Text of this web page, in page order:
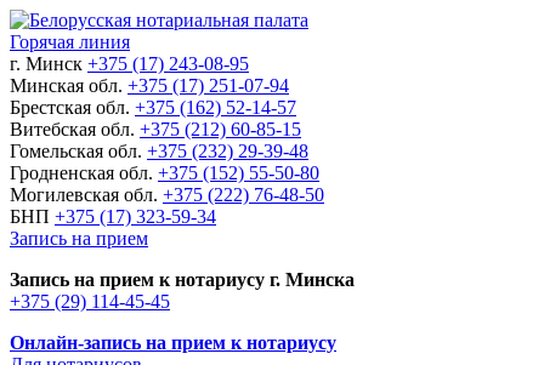
Горячая линия
г. Минск +375 (17) 243-08-95
Минская обл. +375 (17) 251-07-94
Брестская обл. +375 (162) 52-14-57
Витебская обл. +375 (212) 60-85-15
Гомельская обл. +375 (232) 29-39-48
Гродненская обл. +375 (152) 55-50-80
Могилевская обл. +375 (222) 76-48-50
БНП +375 (17) 323-59-34
Запись на прием
Запись на прием к нотариусу г. Минска
+375 (29) 114-45-45
Онлайн-запись на прием к нотариусу